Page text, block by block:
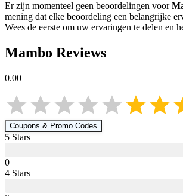
Er zijn momenteel geen beoordelingen voor
mening dat elke beoordeling een belangrijke
Wees de eerste om uw ervaringen te delen en
Mambo Reviews
0.00
Coupons & Promo Codes
5 Stars
0
4 Stars